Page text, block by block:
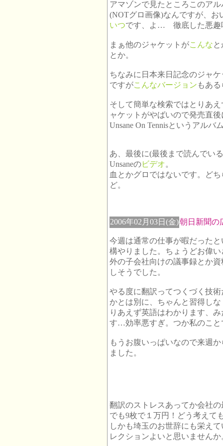
アマゾンで見たところこのア
(NOTグロ画像)なんですが、お
いつです、よ… 徹底した悪趣
まぁ他のジャケットがこんな
とか。
ちなみに日本来日記念のジャ
ですがこんなバージョン もあ
そして簡単な検索ではとりあ
ャケットがやばいので発売直
Unsane On Tennisというアル
あ、最後に(最後まで読んでい
Unsaneのビデオ。
血とかグロではないです。ど
ど。
2006年02月03日(金)朝日新聞の
今週は通常の仕事が暇だった
構やりました。ちょうどお偉
外の子会社向けの議事録とか
しそうでした。
やる度に翻訳ってつくづく技
かとは別に、ちゃんと習得し
りあえず英語はわかります、
す…効率悪すぎ。つか私のこと
もうお腹いっぱいなので来週
ました。
翻訳のストレスあってか会社
でも9枚で１万円！どう考えて
しかも埼玉のお世辞にも栄え
レクションよいと思いませんか